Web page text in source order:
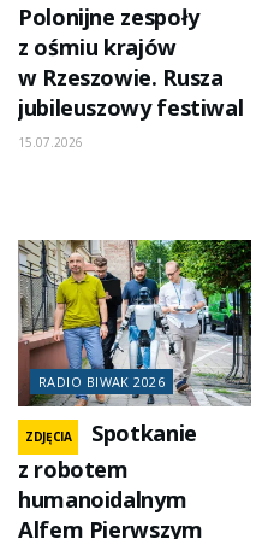
Polonijne zespoły
z ośmiu krajów
w Rzeszowie. Rusza
jubileuszowy festiwal
15.07.2026
RADIO BIWAK 2026
ZDJĘCIA
Spotkanie
z robotem
humanoidalnym
Alfem Pierwszym